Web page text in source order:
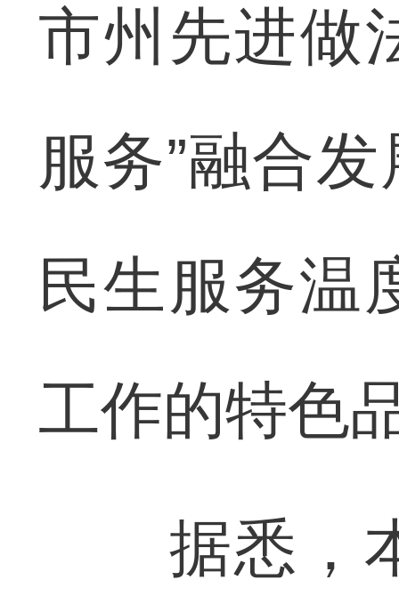
市州先进做
服务”融合
民生服务温
工作的特色
据悉，本